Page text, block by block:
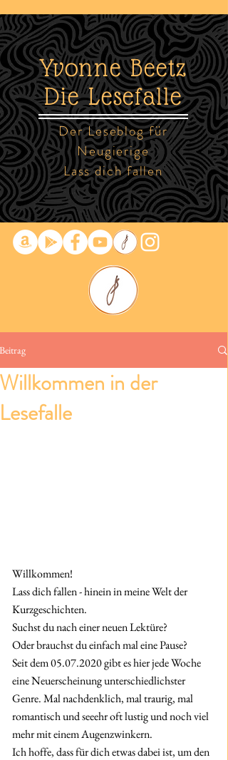
Yvonne Beetz
Die Lesefalle
Der Leseblog für
Neugierige
Lass dich fallen
Beitrag
Willkommen in der
Lesefalle
Willkommen!
Lass dich fallen - hinein in meine Welt der
Kurzgeschichten.
Suchst du nach einer neuen Lektüre?
Oder brauchst du einfach mal eine Pause?
Seit dem 05.07.2020 gibt es hier jede Woche
eine Neuerscheinung unterschiedlichster
Genre. Mal nachdenklich, mal traurig, mal
romantisch und seeehr oft lustig und noch viel
mehr mit einem Augenzwinkern.
Ich hoffe, dass für dich etwas dabei ist, um den